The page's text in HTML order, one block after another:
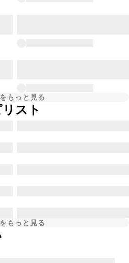
もっと見る
スト
もっと見る